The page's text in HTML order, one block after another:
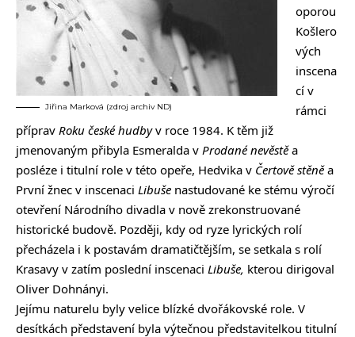
Jiřina Marková (zdroj archiv ND)
oporou
Košlero
vých
inscena
cí v
rámci
příprav Roku české hudbyv roce 1984. K těm již
jmenovaným přibyla Esmeralda v Prodané nevěstěa
posléze i titulní role v této opeře, Hedvika v Čertově stěněa
První žnec v inscenaci Libuše nastudované ke stému výročí
otevření Národního divadla v nově zrekonstruované
historické budově. Později, kdy od ryze lyrických rolí
přecházela i k postavám dramatičtějším, se setkala s rolí
Krasavy v zatím poslední inscenaci Libuše, kterou dirigoval
Oliver Dohnányi.
Jejímu naturelu byly velice blízké dvořákovské role. V
desítkách představení byla výtečnou představitelkou titulní